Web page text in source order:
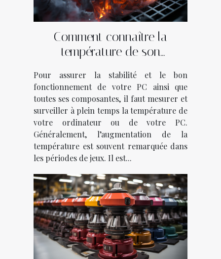
Comment connaître la
température de son
Pour assurer la stabilité et le bon
fonctionnement de votre PC ainsi que
toutes ses composantes, il faut mesurer et
surveiller à plein temps la température de
votre ordinateur ou de votre PC.
Généralement, l’augmentation de la
température est souvent remarquée dans
les périodes de jeux. Il est...